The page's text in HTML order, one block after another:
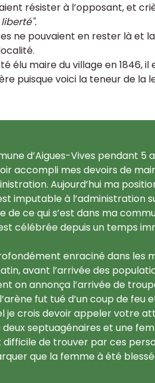
résister à l’opposant, et
ne pouvaient en rester là et
élu maire du village en 1846,
puisque voici la teneur de la
d’Aigues-Vives pendant 5
accompli mes devoirs de
Aujourd’hui ma
imputable à l’administration
ce qui s’est dans ma
est célébrée depuis un temps
enraciné dans les
avant l’arrivée des
on annonça l’arrivée de
fut tué d’un coup de feu
je crois devoir appeler votre
septuagénaires et une
difficile de trouver par ces
que la femme à été